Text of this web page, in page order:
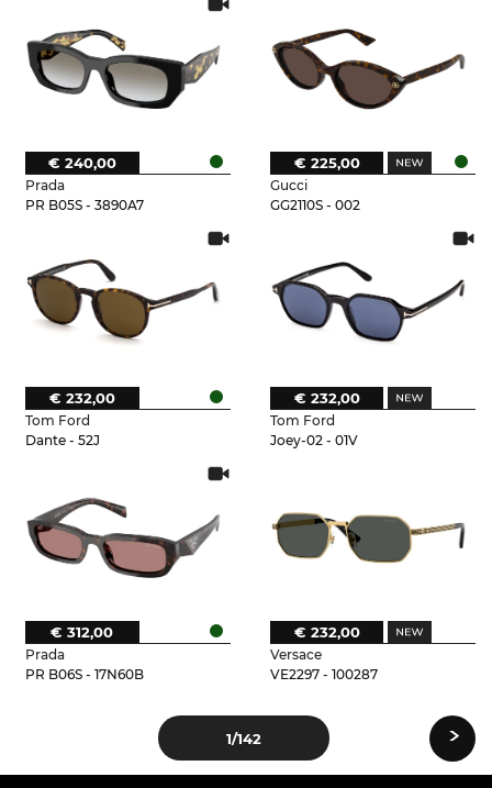
Prada
PR B05S - 3890A7
€ 240,00
Gucci
GG2110S - 002
€ 225,00
Tom Ford
Dante - 52J
€ 232,00
Tom Ford
Joey-02 - 01V
€ 232,00
Prada
PR B06S - 17N60B
€ 312,00
Versace
VE2297 - 100287
€ 232,00
1/142 ›